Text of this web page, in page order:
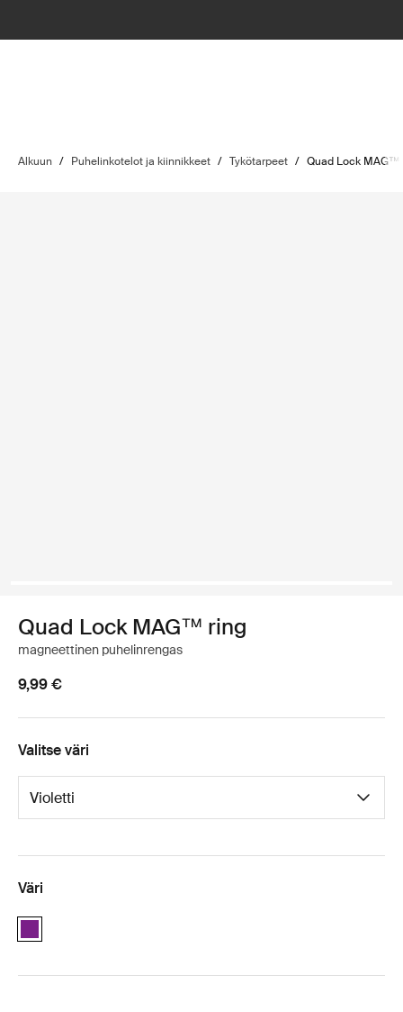
Alkuun / Puhelinkotelot ja kiinnikkeet / Tykötarpeet / Quad Lock MAG™
Quad Lock MAG™ ring
magneettinen puhelinrengas
9,99 €
Valitse väri
Väri